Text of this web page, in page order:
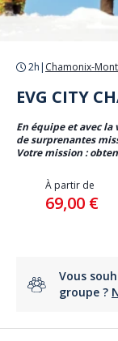
2h | Chamonix-
EVG CITY
En équipe et avec
de surprenantes
Votre mission :
À partir de
69,00 €
Vous
groupe ?